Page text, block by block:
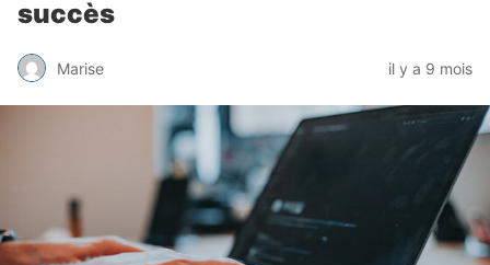
succès
Marise il y a 9 mois